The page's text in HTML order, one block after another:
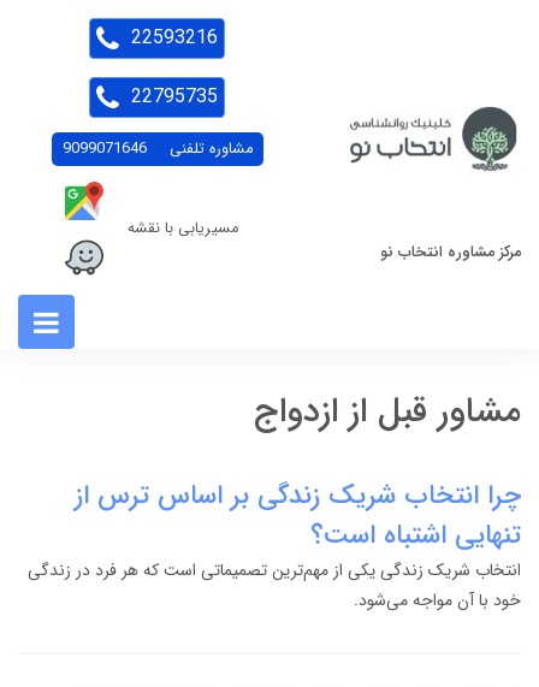
مرکز مشاوره انتخاب نو
مشاوره تلفنی 9099071646
مسیریابی با نقشه
22593216
22795735
مشاور قبل از ازدواج
چرا انتخاب شریک زندگی بر اساس ترس از
تنهایی اشتباه است؟
انتخاب شریک زندگی یکی از مهم‌ترین تصمیماتی است که هر فرد در زندگی
خود با آن مواجه می‌شود.